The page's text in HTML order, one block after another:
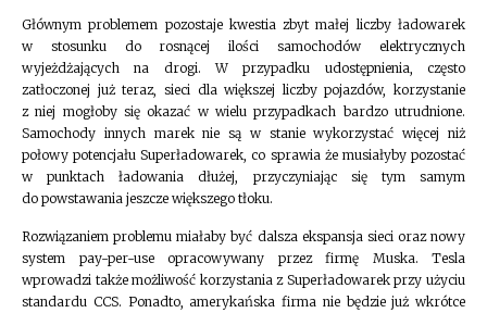
Głównym problemem pozostaje kwestia zbyt małej liczby ładowarek
w stosunku do rosnącej ilości samochodów elektrycznych
wyjeżdżających na drogi. W przypadku udostępnienia, często
zatłoczonej już teraz, sieci dla większej liczby pojazdów, korzystanie
z niej mogłoby się okazać w wielu przypadkach bardzo utrudnione.
Samochody innych marek nie są w stanie wykorzystać więcej niż
połowy potencjału Superładowarek, co sprawia że musiałyby pozostać
w punktach ładowania dłużej, przyczyniając się tym samym
do powstawania jeszcze większego tłoku.
Rozwiązaniem problemu miałaby być dalsza ekspansja sieci oraz nowy
system pay-per-use opracowywany przez firmę Muska. Tesla
wprowadzi także możliwość korzystania z Superładowarek przy użyciu
standardu CCS. Ponadto, amerykańska firma nie będzie już wkrótce